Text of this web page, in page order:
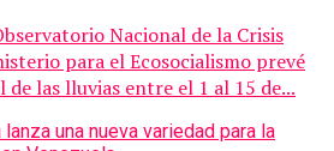
Nacional de la Crisis
para el Ecosocialismo prevé
las lluvias entre el 1 al 15 de...